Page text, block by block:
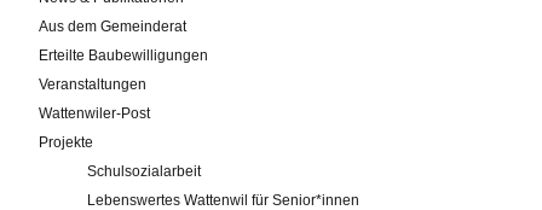
Verwaltung
Online-Service
Aus dem Gemeinderat
Erteilte Baubewilligungen
Veranstaltungen
Wattenwiler-Post
Projekte
Schulsozialarbeit
Lebenswertes Wattenwil für Senior*innen